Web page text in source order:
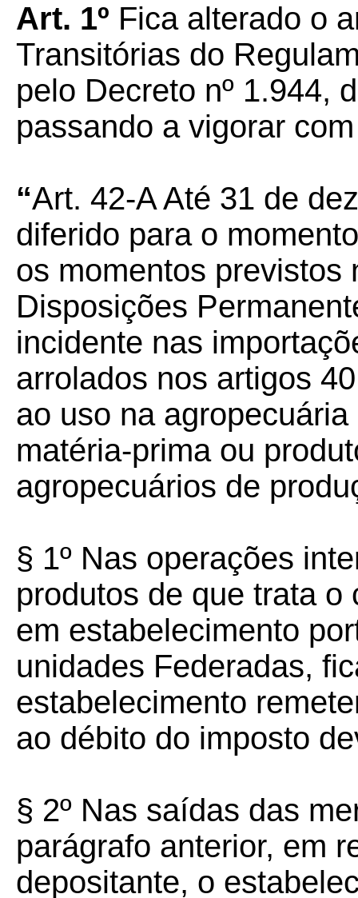
Art. 1º Fica alterado o
Transitórias do
pelo Decreto nº 1.944,
passando a vigorar
“Art. 42-A Até 31 de
diferido para o
os momentos previstos
Disposições
incidente nas
arrolados nos artigos
ao uso na
matéria-prima ou
agropecuários de
§ 1º Nas operações
produtos de que trata
em estabelecimento
unidades Federadas,
estabelecimento
ao débito do imposto
§ 2º Nas saídas das
parágrafo anterior, em
depositante, o